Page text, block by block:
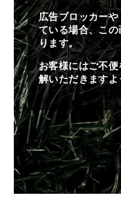
広告ブロッカー
ている場合、こ
ります。
お客様にはご不
解いただきます